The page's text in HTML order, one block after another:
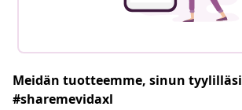
Meidän tuotteemme, sinun tyylilläsi
#sharemevidaxl